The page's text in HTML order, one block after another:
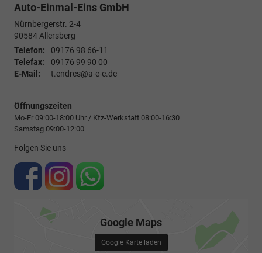
Auto-Einmal-Eins GmbH
Nürnbergerstr. 2-4
90584Allersberg
Telefon:
09176 98 66-11
Telefax:
09176 99 90 00
E-Mail:
t.endres@a-e-e.de
Öffnungszeiten
Mo-Fr 09:00-18:00 Uhr / Kfz-Werkstatt 08:00-16:30
Samstag 09:00-12:00
Folgen Sie uns
Google Maps
Google Karte laden